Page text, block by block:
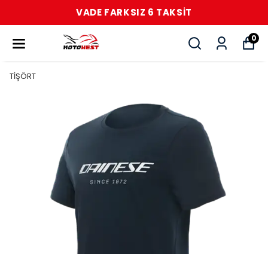
VADE FARKSIZ 6 TAKSİT
0
TİŞÖRT